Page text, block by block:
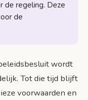
de regeling. Deze
de
wordt
Tot die tijd blijft
voorwaarden en